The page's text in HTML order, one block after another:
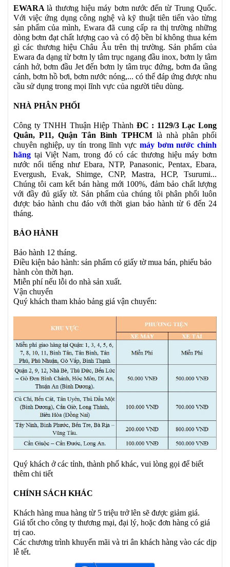
EWARAlà thương hiệu máy bơm nước đến từ Trung Quốc.
Với việc ứng dụng công nghệ và kỹ thuật tiên tiến vào từng
sản phẩm của mình, Ewara đã cung cấp ra thị trường những
dòng bơm đạt chất lượng cao và có độ bền bỉ không thua kém
gì các thương hiệu Châu Âu trên thị trường. Sản phẩm của
Ewara đa dạng từ bơm ly tâm trục ngang đầu inox, bơm ly tâm
cánh hở, bơm đầu Jet đến bơm ly tâm trục đứng, bơm đa tầng
cánh, bơm hồ bơi, bơm nước nóng,... có thể đáp ứng được nhu
cầu sử dụng trong mọi lĩnh vực của người tiêu dùng.
NHÀ PHÂN PHỐI
Công ty TNHH Thuận Hiệp Thành ĐC : 1129/3 Lạc Long
Quân, P11, Quận Tân Bình TPHCMlà nhà phân phối
chuyên nghiệp, uy tín trong lĩnh vực máy bơm nước chính
hãng tại Việt Nam, trong đó có các thương hiệu máy bơm
nước nổi tiếng như Ebara, NTP, Panasonic, Pentax, Ebara,
Evergush, Evak, Shimge, CNP, Mastra, HCP, Tsurumi...
Chúng tôi cam kết bán hàng mới 100%, đảm bảo chất lượng
với đầy đủ giấy tờ. Sản phẩm của chúng tôi phân phối luôn
được bảo hành chu đáo với thời gian bảo hành từ 6 đến 24
tháng.
BẢO HÀNH
Bảo hành 12 tháng.
Điều kiện bảo hành: sản phẩm có giấy tờ mua bán, phiếu bảo
hành còn thời hạn.
Miễn phí nếu lỗi do nhà sản xuất.
Vận chuyển
Quý khách tham khảo bảng giá vận chuyển:
Quý khách ở các tỉnh, thành phố khác, vui lòng gọi để biết
thêm chi tiết
CHÍNH SÁCH KHÁC
Khách hàng mua hàng từ 5 triệu trở lên sẽ được giảm giá.
Giá tốt cho công ty thương mại, đại lý, hoặc đơn hàng có giá
trị cao.
Các chương trình khuyến mãi và tri ân khách hàng vào các dịp
lễ tết.